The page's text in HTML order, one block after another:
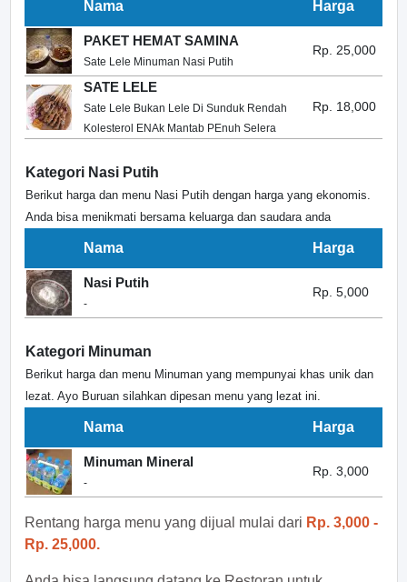
Nama Harga
PAKET HEMAT SAMINA
Sate Lele Minuman Nasi Putih
Rp. 25,000
SATE LELE
Sate Lele Bukan Lele Di Sunduk Rendah
Kolesterol ENAk Mantab PEnuh Selera
Rp. 18,000
Kategori Nasi Putih
Berikut harga dan menu Nasi Putih dengan harga yang ekonomis.
Anda bisa menikmati bersama keluarga dan saudara anda
Nama Harga
Nasi Putih
-
Rp. 5,000
Kategori Minuman
Berikut harga dan menu Minuman yang mempunyai khas unik dan
lezat. Ayo Buruan silahkan dipesan menu yang lezat ini.
Nama Harga
Minuman Mineral
-
Rp. 3,000
Rentang harga menu yang dijual mulai dari Rp. 3,000 -
Rp. 25,000.